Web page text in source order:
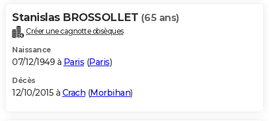
Stanislas BROSSOLLET (65 ans)
Créer une cagnotte obsèques
Naissance
07/12/1949 à Paris (Paris)
Décès
12/10/2015 à Crach (Morbihan)